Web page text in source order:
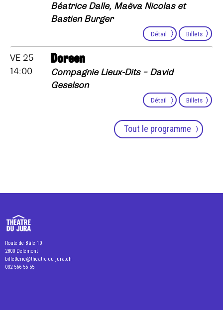
Béatrice Dalle, Maëva Nicolas et
Bastien Burger
Détail Billets
VE 25
14:00
Doreen
Compagnie Lieux-Dits – David
Geselson
Détail Billets
Tout le programme
Route de Bâle 10
2800 Delémont
billetterie@theatre-du-jura.ch
032 566 55 55